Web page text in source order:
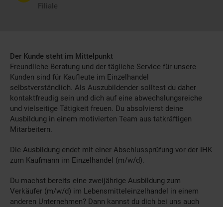
Filiale
Der Kunde steht im Mittelpunkt
Freundliche Beratung und der tägliche Service für unsere
Kunden sind für Kaufleute im Einzelhandel
selbstverständlich. Als Auszubildender solltest du daher
kontaktfreudig sein und dich auf eine abwechslungsreiche
und vielseitige Tätigkeit freuen. Du absolvierst deine
Ausbildung in einem motivierten Team aus tatkräftigen
Mitarbeitern.
Die Ausbildung endet mit einer Abschlussprüfung vor der IHK
zum Kaufmann im Einzelhandel (m/w/d).
Du machst bereits eine zweijährige Ausbildung zum
Verkäufer (m/w/d) im Lebensmitteleinzelhandel in einem
anderen Unternehmen? Dann kannst du dich bei uns auch